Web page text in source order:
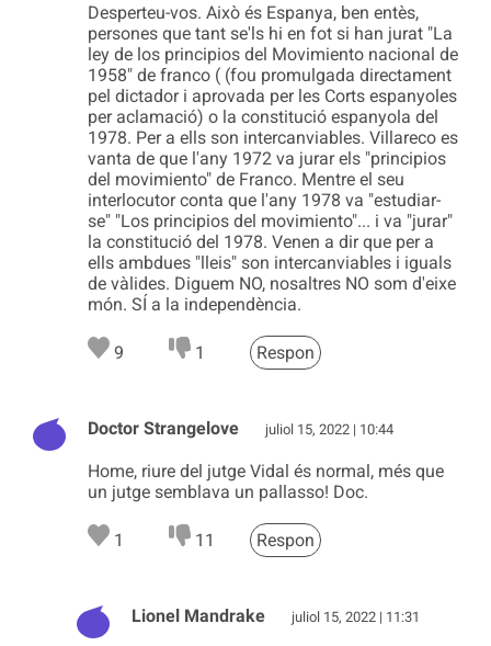
Desperteu-vos. Això és Espanya, ben entès,
persones que tant se'ls hi en fot si han jurat "La
ley de los principios del Movimiento nacional de
1958" de franco ( (fou promulgada directament
pel dictador i aprovada per les Corts espanyoles
per aclamació) o la constitució espanyola del
1978. Per a ells son intercanviables. Villareco es
vanta de que l'any 1972 va jurar els "principios
del movimiento" de Franco. Mentre el seu
interlocutor conta que l'any 1978 va "estudiar-
se" "Los principios del movimiento"... i va "jurar"
la constitució del 1978. Venen a dir que per a
ells ambdues "lleis" son intercanviables i iguals
de vàlides. Diguem NO, nosaltres NO som d'eixe
món. SÍ a la independència.
9 1 Respon
Doctor Strangelove juliol 15, 2022 | 10:44
Home, riure del jutge Vidal és normal, més que
un jutge semblava un pallasso! Doc.
1 11 Respon
Lionel Mandrake juliol 15, 2022 | 11:31